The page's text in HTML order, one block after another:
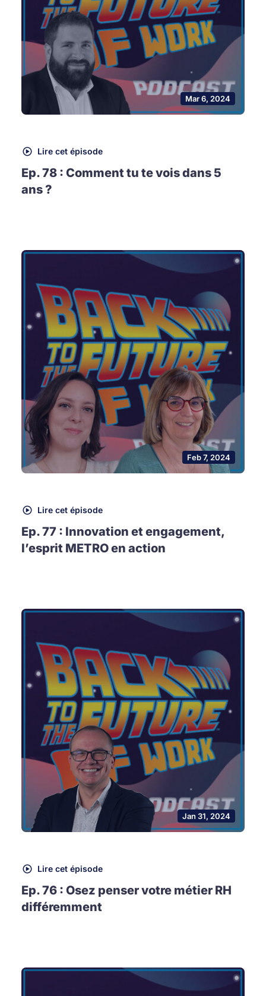
Mar 6, 2024
Lire cet épisode
Ep. 78 : Comment tu te vois dans 5
ans ?
Feb 7, 2024
Lire cet épisode
Ep. 77 : Innovation et engagement,
l’esprit METRO en action
Jan 31, 2024
Lire cet épisode
Ep. 76 : Osez penser votre métier RH
différemment